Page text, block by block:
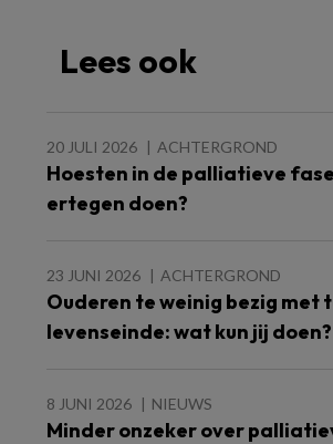
Lees ook
20 JULI 2026 ACHTERGROND
Hoesten in de palliatieve
ertegen doen?
23 JUNI 2026 ACHTERGROND
Ouderen te weinig bezig met
levenseinde: wat kun jij doen?
8 JUNI 2026 NIEUWS
Minder onzeker over